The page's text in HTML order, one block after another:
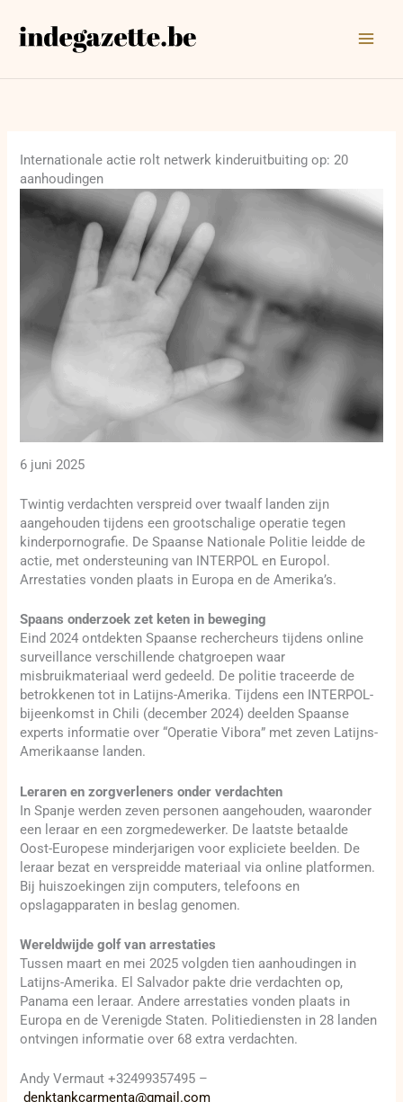
naar
Internationale actie rolt netwerk kinderuitbuiting op: 20
aanhoudingen
6 juni 2025
Twintig verdachten verspreid over twaalf landen zijn
aangehouden tijdens een grootschalige operatie tegen
kinderpornografie. De Spaanse Nationale Politie leidde de
actie, met ondersteuning van INTERPOL en Europol.
Arrestaties vonden plaats in Europa en de Amerika’s.
Spaans onderzoek zet keten in beweging
Eind 2024 ontdekten Spaanse rechercheurs tijdens online
surveillance verschillende chatgroepen waar
misbruikmateriaal werd gedeeld. De politie traceerde de
betrokkenen tot in Latijns-Amerika. Tijdens een INTERPOL-
bijeenkomst in Chili (december 2024) deelden Spaanse
experts informatie over “Operatie Vibora” met zeven Latijns-
Amerikaanse landen.
Leraren en zorgverleners onder verdachten
In Spanje werden zeven personen aangehouden, waaronder
een leraar en een zorgmedewerker. De laatste betaalde
Oost-Europese minderjarigen voor expliciete beelden. De
leraar bezat en verspreidde materiaal via online platformen.
Bij huiszoekingen zijn computers, telefoons en
opslagapparaten in beslag genomen.
Wereldwijde golf van arrestaties
Tussen maart en mei 2025 volgden tien aanhoudingen in
Latijns-Amerika. El Salvador pakte drie verdachten op,
Panama een leraar. Andere arrestaties vonden plaats in
Europa en de Verenigde Staten. Politiediensten in 28 landen
ontvingen informatie over 68 extra verdachten.
Andy Vermaut +32499357495 –
denktankcarmenta@gmail.com